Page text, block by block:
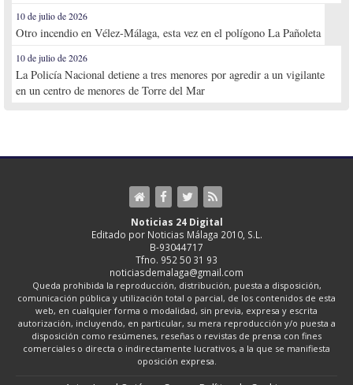
10 de julio de 2026
Otro incendio en Vélez-Málaga, esta vez en el polígono La Pañoleta
10 de julio de 2026
La Policía Nacional detiene a tres menores por agredir a un vigilante
en un centro de menores de Torre del Mar
Noticias 24 Digital
Editado por Noticias Málaga 2010, S.L.
B-93044717
Tfno. 952 50 31 93
noticiasdemalaga@gmail.com
Queda prohibida la reproducción, distribución, puesta a disposición,
comunicación pública y utilización total o parcial, de los contenidos de esta
web, en cualquier forma o modalidad, sin previa, expresa y escrita
autorización, incluyendo, en particular, su mera reproducción y/o puesta a
disposición como resúmenes, reseñas o revistas de prensa con fines
comerciales o directa o indirectamente lucrativos, a la que se manifiesta
oposición expresa.